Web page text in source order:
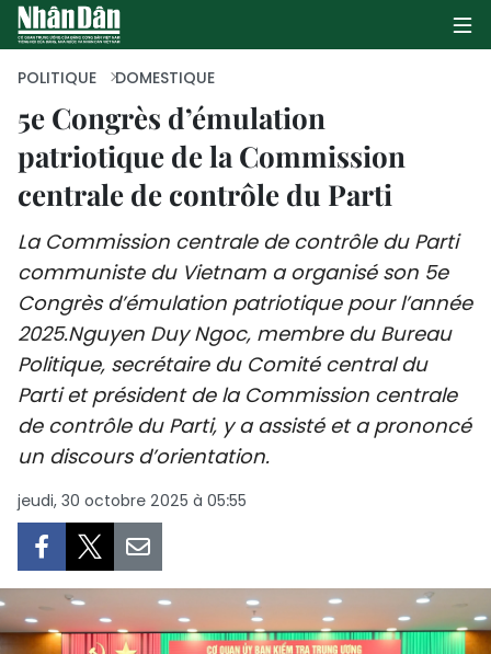
PAGE D'ACCUEIL
POLITIQUE
ÉCONOMIE
SOCIÉTÉ
CULTURE
TOURISME
ENVIRONNEMENT
PAYS NATAL
POLITIQUE DOMESTIQUE
5e Congrès d’émulation
patriotique de la Commission
centrale de contrôle du Parti
La Commission centrale de contrôle du Parti
communiste du Vietnam a organisé son 5e
Congrès d’émulation patriotique pour l’année
2025.Nguyen Duy Ngoc, membre du Bureau
Politique, secrétaire du Comité central du
Parti et président de la Commission centrale
de contrôle du Parti, y a assisté et a prononcé
un discours d’orientation.
jeudi, 30 octobre 2025 à 05:55